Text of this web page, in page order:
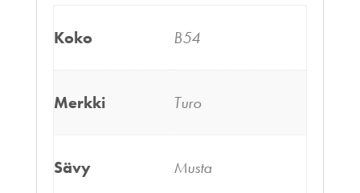
Koko B54
Merkki Turo
Sävy Musta